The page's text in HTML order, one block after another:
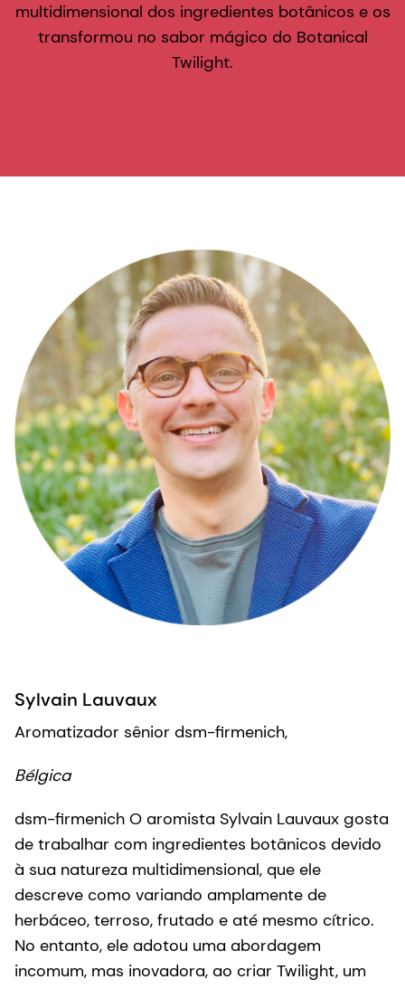
multidimensional dos ingredientes botânicos e os
transformou no sabor mágico do Botanical
Twilight.
Sylvain Lauvaux
Aromatizador sênior dsm-firmenich,
Bélgica
dsm-firmenich O aromista Sylvain Lauvaux gosta
de trabalhar com ingredientes botânicos devido
à sua natureza multidimensional, que ele
descreve como variando amplamente de
herbáceo, terroso, frutado e até mesmo cítrico.
No entanto, ele adotou uma abordagem
incomum, mas inovadora, ao criar Twilight, um